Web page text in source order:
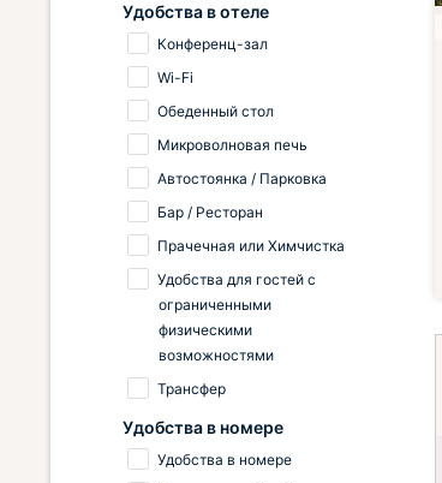
Удобства в отеле
Конференц-зал
Wi-Fi
Обеденный стол
Микроволновая печь
Автостоянка / Парковка
Бар / Ресторан
Прачечная или Химчистка
Удобства для гостей с
ограниченными
физическими
возможностями
Трансфер
Удобства в номере
Удобства в номере